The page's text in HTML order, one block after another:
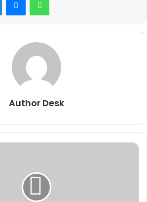
Author Desk